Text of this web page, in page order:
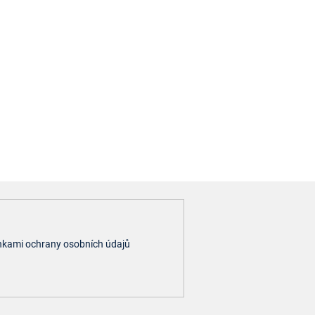
ochrany osobních údajů